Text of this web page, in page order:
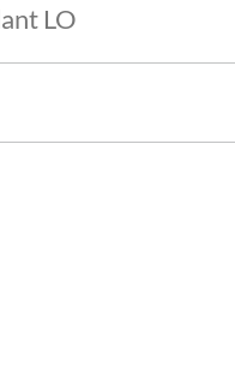
LO